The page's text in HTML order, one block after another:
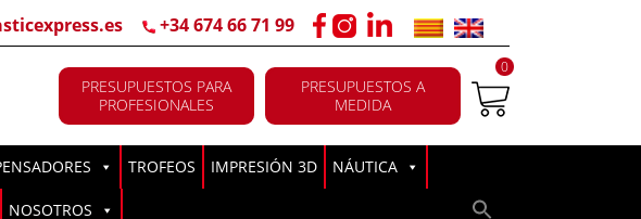
+34 674 66 71 99
PRESUPUESTOS PARA
PROFESIONALES
PRESUPUESTOS A
MEDIDA
0
TROFEOS IMPRESIÓN 3D NÁUTICA
NOSOTROS